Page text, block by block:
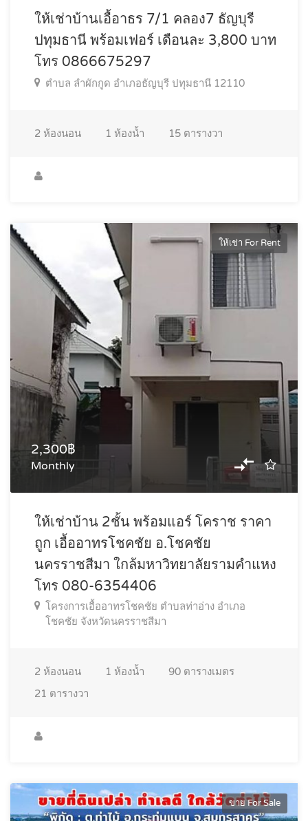
ให้เช่าบ้านเอื้อาธร 7/1 คลอง7 ธัญบุรี
ปทุมธานี พร้อมเฟอร์ เดือนละ 3,800 บาท
โทร 0866675297
ตำบล ลำผักกูด อำเภอธัญบุรี ปทุมธานี 12110
2 ห้องนอน 1 ห้องน้ำ 15 ตารางวา
ให้เช่า For Rent
2,300฿
Monthly
ให้เช่าบ้าน 2ชั้น พร้อมแอร์ โคราช ราคา
ถูก เอื้ออาทรโชคชัย อ.โชคชัย
นครราชสีมา ใกล้มหาวิทยาลัยรามคำแหง
โทร 080-6354406
โครงการเอื้ออาทรโชคชัย ตำบลท่าอ่าง อำเภอ
โชคชัย จังหวัดนครราชสีมา
2 ห้องนอน 1 ห้องน้ำ 90 ตารางเมตร
21 ตารางวา
ขาย For Sale